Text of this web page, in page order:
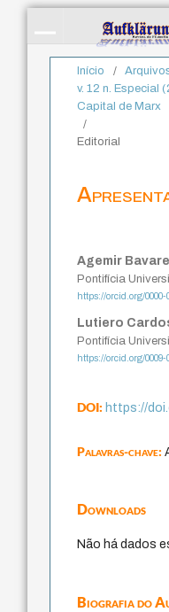
Início /
v. 12 n. Especial
Capital de Marx
/
Editorial
Agemir
Pontifícia
https://orcid.org/0000-
Lutiero
Pontifícia
https://orcid.org/0009-
DOI:https://
Palavras-chave:
Downloads
Não há dados
Biografia do